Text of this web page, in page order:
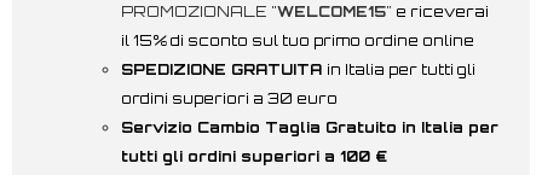
PROMOZIONALE "WELCOME15" e riceverai
il 15% di sconto sul tuo primo ordine online
SPEDIZIONE GRATUITA in Italia per tutti gli
ordini superiori a 30 euro
Servizio Cambio Taglia Gratuito in Italia per
tutti gli ordini superiori a 100 €